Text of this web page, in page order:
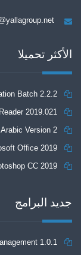
الأكثر تحميلا
Batch 2.2.2
2019.021
Version 2
Office 2019
CC 2019
جديد البرامج
1.0.1